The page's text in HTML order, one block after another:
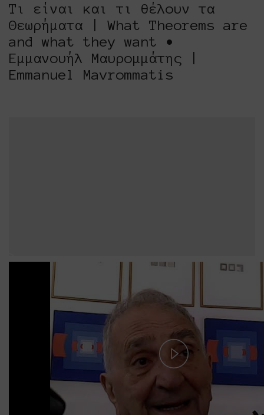
Τι είναι και τι θέλουν τα
Θεωρήματα | What Theorems are
and what they want •
Εμμανουήλ Μαυρομμάτης |
Emmanuel Mavrommatis
Play
Video